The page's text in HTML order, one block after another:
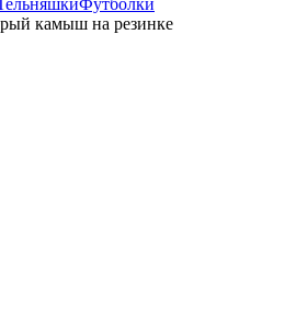
камыш на резинке